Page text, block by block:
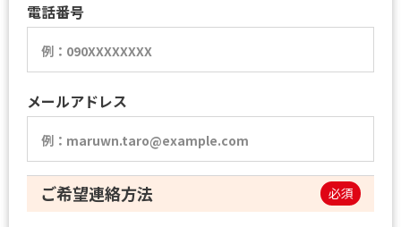
電話番号
メールアドレス
ご希望連絡方法 必須